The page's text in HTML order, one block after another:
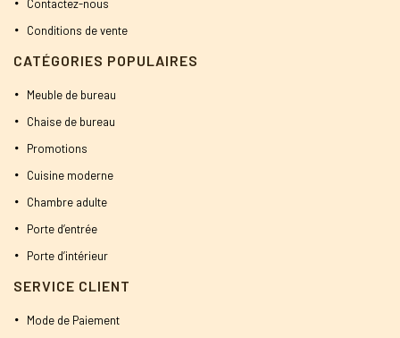
Contactez-nous
Conditions de vente
CATÉGORIES POPULAIRES
Meuble de bureau
Chaise de bureau
Promotions
Cuisine moderne
Chambre adulte
Porte d’entrée
Porte d’intérieur
SERVICE CLIENT
Mode de Paiement